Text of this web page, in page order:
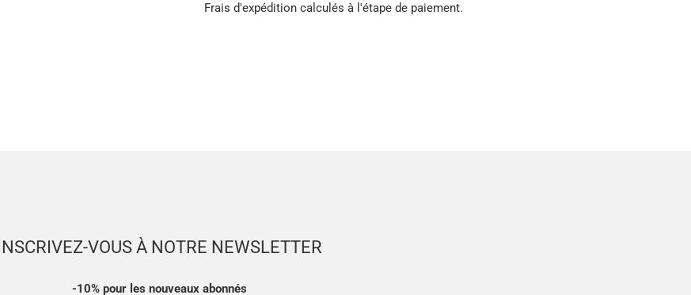
Frais d'expédition calculés à l'étape de paiement.
VOUS À NOTRE NEWSLETTER
-10% pour les nouveaux abonnés